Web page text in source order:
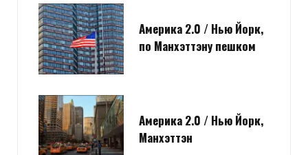
Америка 2.0 / Нью Йорк,
по Манхэттэну пешком
Америка 2.0 / Нью Йорк,
Манхэттэн